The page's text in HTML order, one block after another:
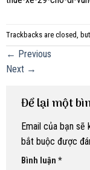
Trackbacks are closed,
← Previous
Next →
Để lại một
Email của bạn sẽ
bắt buộc được
Bình luận *